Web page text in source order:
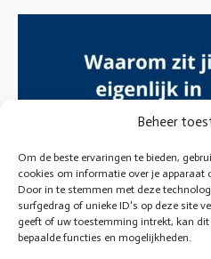
Beheer
Om de beste ervaringen te bieden,
cookies om informatie over je apparaat
Door in te stemmen met deze
surfgedrag of unieke ID's op deze site
geeft of uw toestemming intrekt, kan dit
bepaalde functies en mogelijkheden.